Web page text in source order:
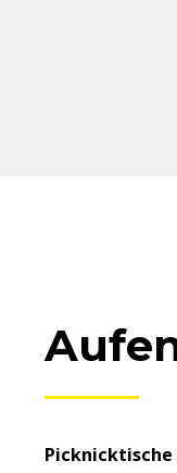
Picknicktische